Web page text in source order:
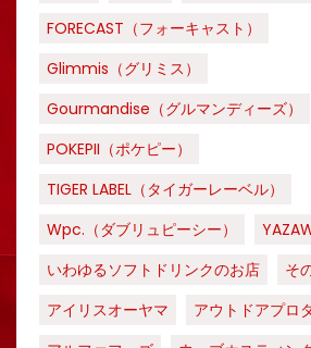
FORECAST（フォーキャスト）
Glimmis（グリミス）
Gourmandise（グルマンディーズ）
POKEPII（ポケピー）
TIGER LABEL（タイガーレーベル）
Wpc.（ダブリュピーシー）
いわゆるソフトドリンクのお店
そ
アイリスオーヤマ
アウトドアプロ